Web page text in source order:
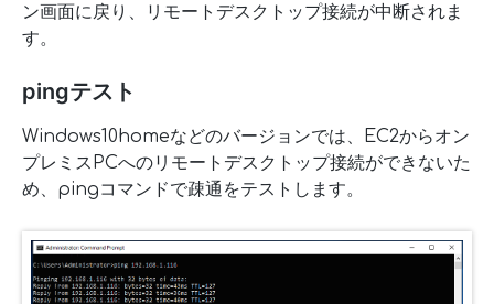
ン画面に戻り、リモートデスクトップ接続が中断されま
す。
pingテスト
Windows10homeなどのバージョンでは、EC2からオン
プレミスPCへのリモートデスクトップ接続ができないた
め、pingコマンドで疎通をテストします。